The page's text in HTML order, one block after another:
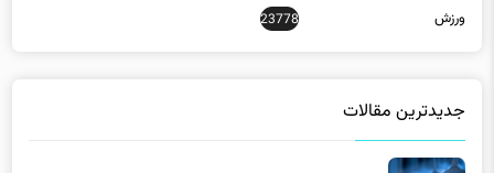
میانگین زمان خاموشی برق در استان مازندران کاهش یافت